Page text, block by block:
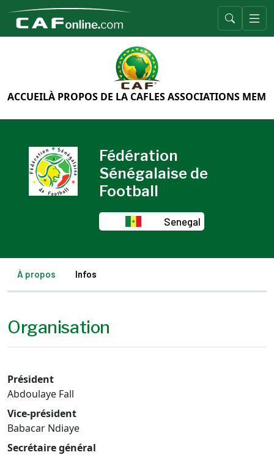
ACCUEILÀ PROPOS DE LA CAFLES ASSOCIATIONS
Fédération
Sénégalaise de
Football
Senegal
À propos Infos
Organisation
Président
Abdoulaye Fall
Vice-président
Babacar Ndiaye
Secrétaire général